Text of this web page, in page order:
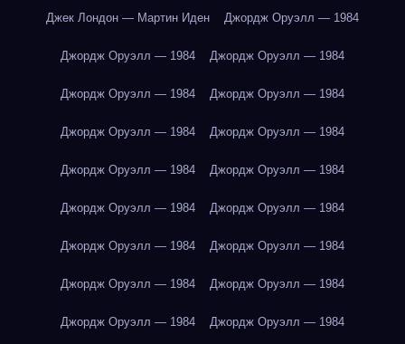
Джек Лондон — Мартин Иден Джордж Оруэлл — 1984
Джордж Оруэлл — 1984 Джордж Оруэлл — 1984
Джордж Оруэлл — 1984 Джордж Оруэлл — 1984
Джордж Оруэлл — 1984 Джордж Оруэлл — 1984
Джордж Оруэлл — 1984 Джордж Оруэлл — 1984
Джордж Оруэлл — 1984 Джордж Оруэлл — 1984
Джордж Оруэлл — 1984 Джордж Оруэлл — 1984
Джордж Оруэлл — 1984 Джордж Оруэлл — 1984
Джордж Оруэлл — 1984 Джордж Оруэлл — 1984